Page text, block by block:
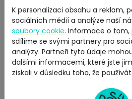
Aylla Samay Béžové M
K personalizaci obsahu a reklam,
sociálních médií a analýze naší
soubory cookie. Informace o tom,
sdílíme se svými partnery pro
analýzy. Partneři tyto údaje
dalšími informacemi, které jste
získali v důsledku toho, že